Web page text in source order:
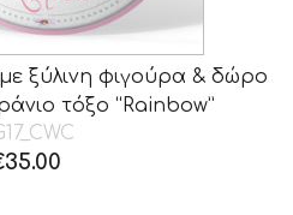
ξύλινη φιγούρα & δώρο
τόξο “Rainbow”
35.00